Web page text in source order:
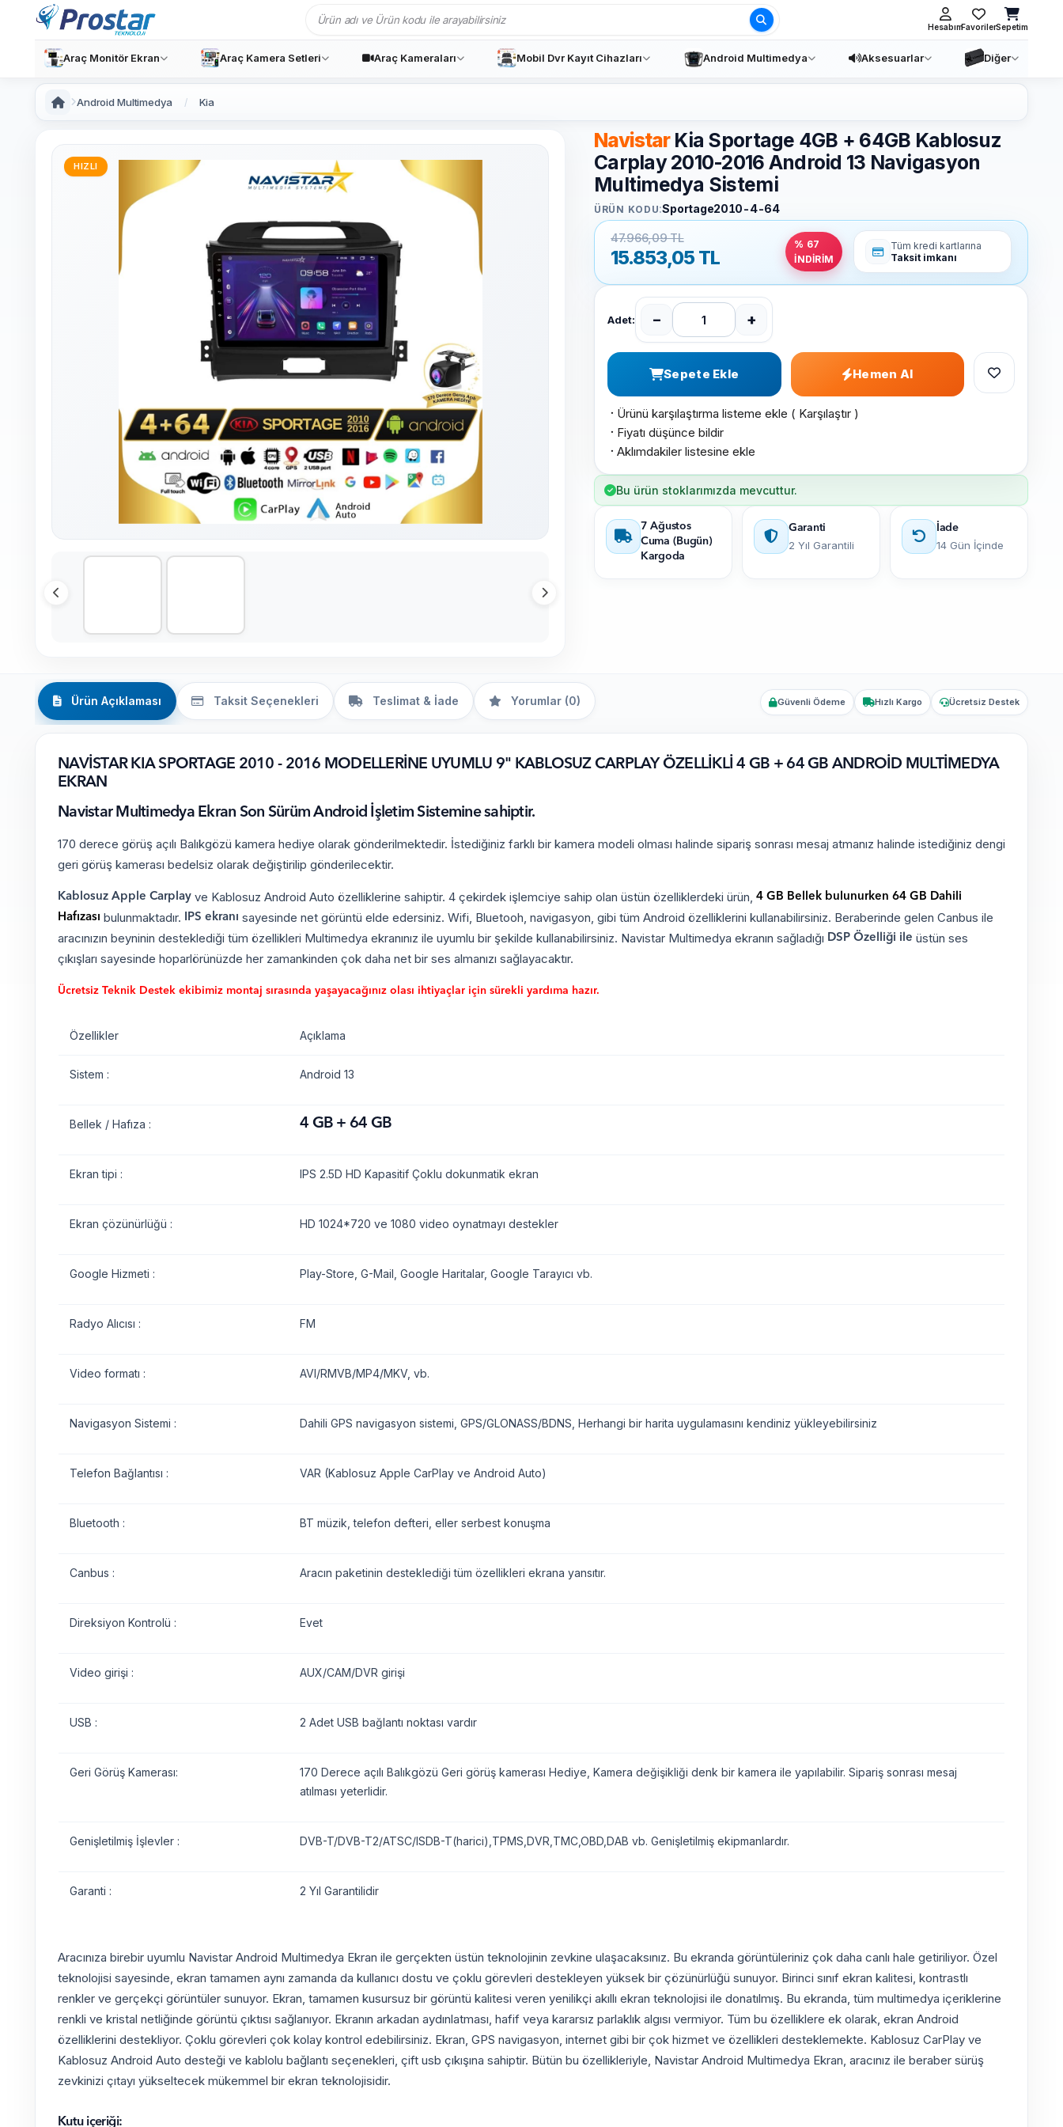
Ara HesabımFavorilerSepetim
Araç Monitör Ekran Araç Kamera Setleri Araç Kameraları Mobil Dvr Kayıt Cihazları Android Multimedya Aksesuarlar Diğer
Android Multimedya Kia
HIZLI
NavistarKia Sportage 4GB + 64GB Kablosuz
Carplay 2010-2016 Android 13 Navigasyon
Multimedya Sistemi
ÜRÜN KODU:Sportage2010-4-64
47.966,09 TL
15.853,05 TL
% 67
İNDİRİM
Tüm kredi kartlarına
Taksit imkanı
Adet: − +
Sepete Ekle Hemen Al
· Ürünü karşılaştırma listeme ekle ( Karşılaştır )
· Fiyatı düşünce bildir
· Aklımdakiler listesine ekle
Bu ürün stoklarımızda mevcuttur.
7 Ağustos
Cuma (Bugün)
Kargoda
Garanti
2 Yıl Garantili
İade
14 Gün İçinde
Ürün Açıklaması Taksit Seçenekleri Teslimat & İade Yorumlar (0) Güvenli Ödeme Hızlı Kargo Ücretsiz Destek
NAVİSTAR KIA SPORTAGE 2010 - 2016 MODELLERİNE UYUMLU 9" KABLOSUZ CARPLAY ÖZELLİKLİ 4 GB + 64 GB ANDROİD MULTİMEDYA
EKRAN
Navistar Multimedya Ekran Son Sürüm Android İşletim Sistemine sahiptir.
170 derece görüş açılı Balıkgözü kamera hediye olarak gönderilmektedir. İstediğiniz farklı bir kamera modeli olması halinde sipariş sonrası mesaj atmanız halinde istediğiniz dengi
geri görüş kamerası bedelsiz olarak değiştirilip gönderilecektir.
Kablosuz Apple Carplay ve Kablosuz Android Auto özelliklerine sahiptir. 4 çekirdek işlemciye sahip olan üstün özelliklerdeki ürün, 4 GB Bellek bulunurken 64 GB Dahili
Hafızası bulunmaktadır. IPS ekranı sayesinde net görüntü elde edersiniz. Wifi, Bluetooh, navigasyon, gibi tüm Android özelliklerini kullanabilirsiniz. Beraberinde gelen Canbus ile
aracınızın beyninin desteklediği tüm özellikleri Multimedya ekranınız ile uyumlu bir şekilde kullanabilirsiniz. Navistar Multimedya ekranın sağladığı DSP Özelliği ile üstün ses
çıkışları sayesinde hoparlörünüzde her zamankinden çok daha net bir ses almanızı sağlayacaktır.
Ücretsiz Teknik Destek ekibimiz montaj sırasında yaşayacağınız olası ihtiyaçlar için sürekli yardıma hazır.
Özellikler Açıklama
Sistem : Android 13
Bellek / Hafıza : 4 GB + 64 GB
Ekran tipi : IPS 2.5D HD Kapasitif Çoklu dokunmatik ekran
Ekran çözünürlüğü : HD 1024*720 ve 1080 video oynatmayı destekler
Google Hizmeti : Play-Store, G-Mail, Google Haritalar, Google Tarayıcı vb.
Radyo Alıcısı : FM
Video formatı : AVI/RMVB/MP4/MKV, vb.
Navigasyon Sistemi : Dahili GPS navigasyon sistemi, GPS/GLONASS/BDNS, Herhangi bir harita uygulamasını kendiniz yükleyebilirsiniz
Telefon Bağlantısı : VAR (Kablosuz Apple CarPlay ve Android Auto)
Bluetooth : BT müzik, telefon defteri, eller serbest konuşma
Canbus : Aracın paketinin desteklediği tüm özellikleri ekrana yansıtır.
Direksiyon Kontrolü : Evet
Video girişi : AUX/CAM/DVR girişi
USB : 2 Adet USB bağlantı noktası vardır
Geri Görüş Kamerası:
170 Derece açılı Balıkgözü Geri görüş kamerası Hediye, Kamera değişikliği denk bir kamera ile yapılabilir. Sipariş sonrası mesaj
atılması yeterlidir.
Genişletilmiş İşlevler : DVB-T/DVB-T2/ATSC/ISDB-T(harici),TPMS,DVR,TMC,OBD,DAB vb. Genişletilmiş ekipmanlardır.
Garanti : 2 Yıl Garantilidir
Aracınıza birebir uyumlu Navistar Android Multimedya Ekran ile gerçekten üstün teknolojinin zevkine ulaşacaksınız. Bu ekranda görüntüleriniz çok daha canlı hale getiriliyor. Özel
teknolojisi sayesinde, ekran tamamen aynı zamanda da kullanıcı dostu ve çoklu görevleri destekleyen yüksek bir çözünürlüğü sunuyor. Birinci sınıf ekran kalitesi, kontrastlı
renkler ve gerçekçi görüntüler sunuyor. Ekran, tamamen kusursuz bir görüntü kalitesi veren yenilikçi akıllı ekran teknolojisi ile donatılmış. Bu ekranda, tüm multimedya içeriklerine
renkli ve kristal netliğinde görüntü çıktısı sağlanıyor. Ekranın arkadan aydınlatması, hafif veya kararsız parlaklık algısı vermiyor. Tüm bu özelliklere ek olarak, ekran Android
özelliklerini destekliyor. Çoklu görevleri çok kolay kontrol edebilirsiniz. Ekran, GPS navigasyon, internet gibi bir çok hizmet ve özellikleri desteklemekte. Kablosuz CarPlay ve
Kablosuz Android Auto desteği ve kablolu bağlantı seçenekleri, çift usb çıkışına sahiptir. Bütün bu özellikleriyle, Navistar Android Multimedya Ekran, aracınız ile beraber sürüş
zevkinizi çıtayı yükseltecek mükemmel bir ekran teknolojisidir.
Kutu içeriği: